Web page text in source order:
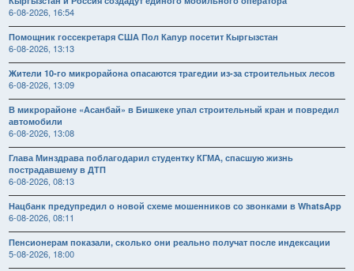
6-08-2026, 16:54
Помощник госсекретаря США Пол Капур посетит Кыргызстан
6-08-2026, 13:13
Жители 10-го микрорайона опасаются трагедии из-за строительных лесов
6-08-2026, 13:09
В микрорайоне «Асанбай» в Бишкеке упал строительный кран и повредил
автомобили
6-08-2026, 13:08
Глава Минздрава поблагодарил студентку КГМА, спасшую жизнь
пострадавшему в ДТП
6-08-2026, 08:13
Нацбанк предупредил о новой схеме мошенников со звонками в WhatsApp
6-08-2026, 08:11
Пенсионерам показали, сколько они реально получат после индексации
5-08-2026, 18:00